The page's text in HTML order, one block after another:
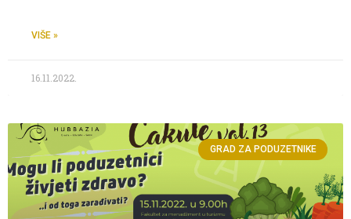
VIŠE »
16.11.2022.
GRAD ZA PODUZETNIKE